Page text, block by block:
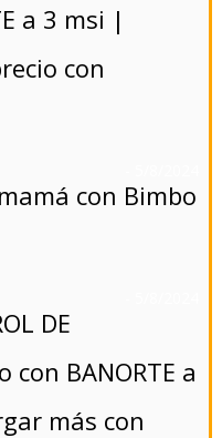
a 3 msi |
con
con Bimbo
DE
con BANORTE a
más con